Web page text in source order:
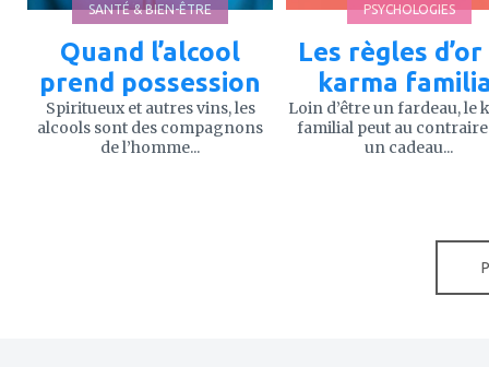
SANTÉ & BIEN-ÊTRE
Quand l’alcool
prend possession
Spiritueux et autres vins, les
alcools sont des compagnons
de l’homme...
PSYCHOLOGIES
Les règles d’or
karma
Loin d’être un fardeau, le
familial peut au
un cadeau...